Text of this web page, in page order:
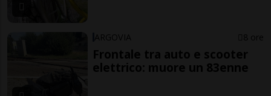
ARGOVIA 8 ore
Frontale tra auto e scooter
elettrico: muore un 83enne